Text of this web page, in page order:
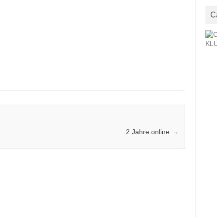
2 Jahre online →